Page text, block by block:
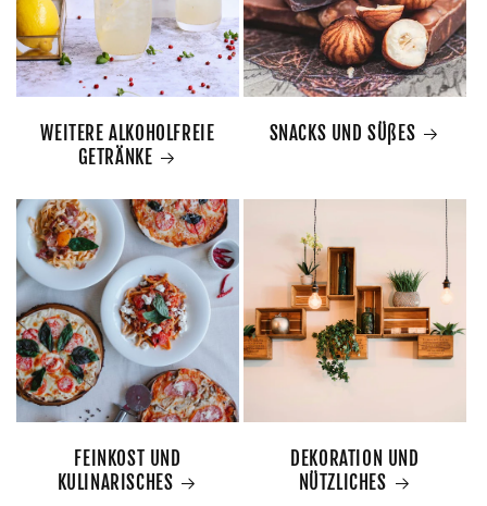
WEITERE ALKOHOLFREIE
GETRÄNKE
SNACKS UND SÜßES
FEINKOST UND
KULINARISCHES
DEKORATION UND
NÜTZLICHES